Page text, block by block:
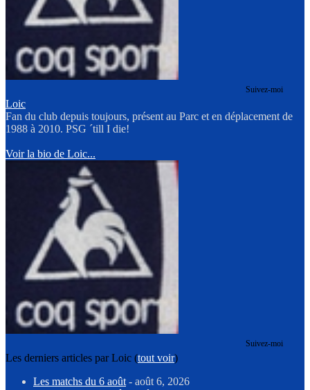
Suivez-moi
Loic
Fan du club depuis toujours, présent au Parc et en déplacement de
1988 à 2010. PSG ´till I die!
Voir la bio de Loic...
Suivez-moi
Les derniers articles par Loic (tout voir)
Les matchs du 6 août - août 6, 2026